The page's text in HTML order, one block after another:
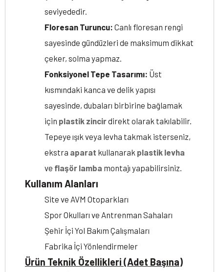
seviyededir.
Floresan Turuncu: Canlı floresan rengi
sayesinde gündüzleri de maksimum dikkat
çeker, solma yapmaz.
Fonksiyonel Tepe Tasarımı: Üst
kısmındaki kanca ve delik yapısı
sayesinde, dubaları birbirine bağlamak
için plastik zincirdirekt olarak takılabilir.
Tepeye ışık veya levha takmak isterseniz,
ekstra aparat kullanarak plastik levha
ve flaşör lamba montajı yapabilirsiniz.
Kullanım Alanları
Site ve AVM Otoparkları
Spor Okulları ve Antrenman Sahaları
Şehir İçi Yol Bakım Çalışmaları
Fabrika İçi Yönlendirmeler
Ürün Teknik Özellikleri (Adet Başına)